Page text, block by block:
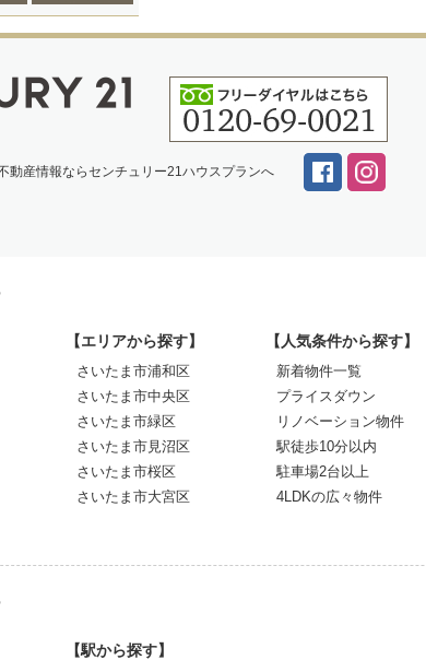
動産情報ならセンチュリー21ハウスプランへ
【エリアから探す】
さいたま市浦和区
さいたま市中央区
さいたま市緑区
さいたま市見沼区
さいたま市桜区
さいたま市大宮区
【人気条件から探す】
新着物件一覧
プライスダウン
リノベーション物件
駅徒歩10分以内
駐車場2台以上
4LDKの広々物件
【駅から探す】